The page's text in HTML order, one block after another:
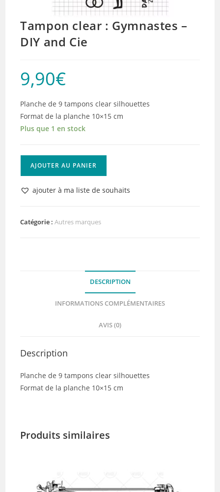
Tampon clear : Gymnastes –
DIY and Cie
9,90€
Planche de 9 tampons clear silhouettes
Format de la planche 10×15 cm
Plus que 1 en stock
Tampon
clear
Gymnastes
AJOUTER AU PANIER
ajouter à ma liste de souhaits
Catégorie :Autres marques
DESCRIPTION
INFORMATIONS COMPLÉMENTAIRES
AVIS (0)
Description
Planche de 9 tampons clear silhouettes
Format de la planche 10×15 cm
Produits similaires